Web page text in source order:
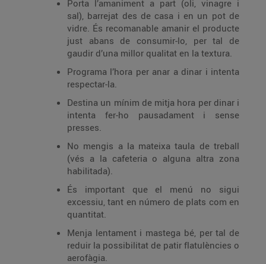
Porta l’amaniment a part (oli, vinagre i
sal), barrejat des de casa i en un pot de
vidre. És recomanable amanir el producte
just abans de consumir-lo, per tal de
gaudir d’una millor qualitat en la textura.
Programa l’hora per anar a dinar i intenta
respectar-la.
Destina un mínim de mitja hora per dinar i
intenta fer-ho pausadament i sense
presses.
No mengis a la mateixa taula de treball
(vés a la cafeteria o alguna altra zona
habilitada).
És important que el menú no sigui
excessiu, tant en número de plats com en
quantitat.
Menja lentament i mastega bé, per tal de
reduir la possibilitat de patir flatulències o
aerofàgia.